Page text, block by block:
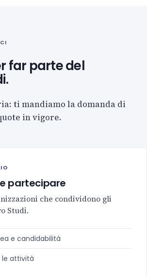
far parte del
ti mandiamo la domanda di
in vigore.
partecipare
che condividono gli
Studi.
e candidabilità
attività